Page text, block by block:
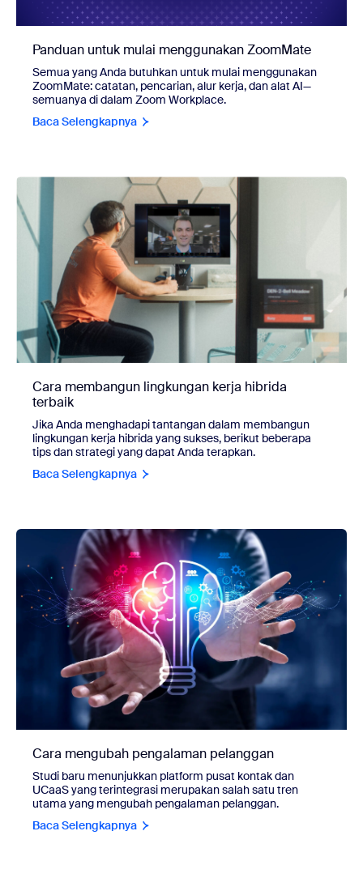
Panduan untuk mulai menggunakan ZoomMate
Semua yang Anda butuhkan untuk mulai menggunakan
ZoomMate: catatan, pencarian, alur kerja, dan alat AI—
semuanya di dalam Zoom Workplace.
Baca Selengkapnya
Cara membangun lingkungan kerja hibrida
terbaik
Jika Anda menghadapi tantangan dalam membangun
lingkungan kerja hibrida yang sukses, berikut beberapa
tips dan strategi yang dapat Anda terapkan.
Baca Selengkapnya
Cara mengubah pengalaman pelanggan
Studi baru menunjukkan platform pusat kontak dan
UCaaS yang terintegrasi merupakan salah satu tren
utama yang mengubah pengalaman pelanggan.
Baca Selengkapnya